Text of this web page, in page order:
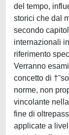
del tempo,
storici che dal
secondo
internazionali
riferimento
Verranno
concetto di
norme, non
vincolante
fine di
applicate a